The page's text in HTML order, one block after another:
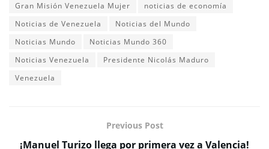
Gran Misión Venezuela Mujer
noticias de economía
Noticias de Venezuela
Noticias del Mundo
Noticias Mundo
Noticias Mundo 360
Noticias Venezuela
Presidente Nicolás Maduro
Venezuela
Previous Post
¡Manuel Turizo llega por primera vez a Valencia!